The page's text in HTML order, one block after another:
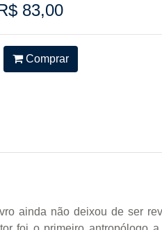
83,00
Comprar
ainda não deixou de ser